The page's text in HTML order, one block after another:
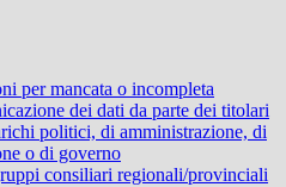
per mancata o incompleta
dei dati da parte dei titolari
politici, di amministrazione, di
o di governo
consiliari regionali/provinciali